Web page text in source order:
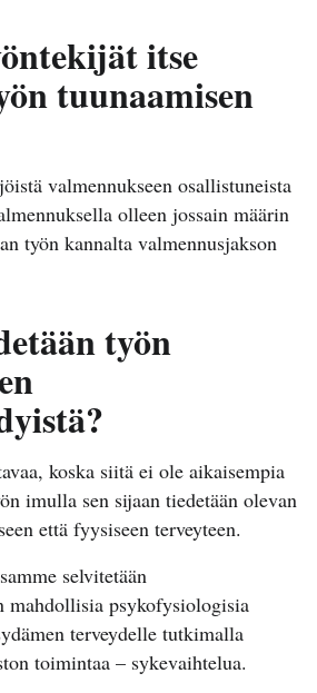
itse
tuunaamisen
valmennukseen osallistuneista
olleen jossain määrin
työn kannalta valmennusjakson
työn
koska siitä ei ole aikaisempia
imulla sen sijaan tiedetään olevan
että fyysiseen terveyteen.
selvitetään
mahdollisia psykofysiologisia
terveydelle tutkimalla
toimintaa – sykevaihtelua.